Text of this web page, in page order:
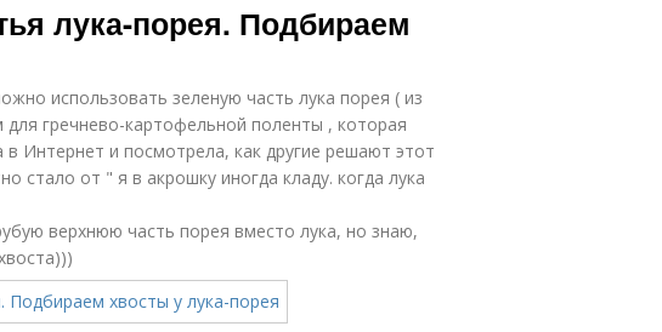
лука-порея. Подбираем
использовать зеленую часть лука порея ( из
гречнево-картофельной поленты , которая
Интернет и посмотрела, как другие решают этот
стало от " я в акрошку иногда кладу. когда лука
верхнюю часть порея вместо лука, но знаю,